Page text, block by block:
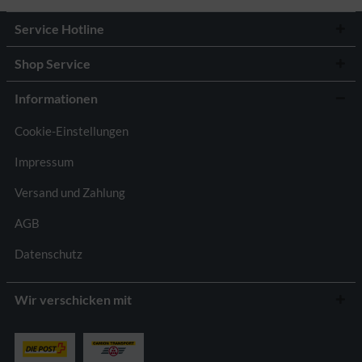
Service Hotline
Shop Service
Informationen
Cookie-Einstellungen
Impressum
Versand und Zahlung
AGB
Datenschutz
Wir verschicken mit